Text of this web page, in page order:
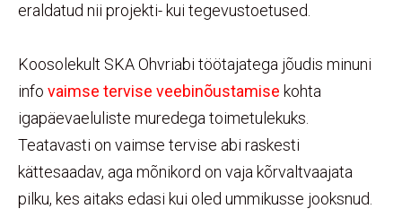
eraldatud nii projekti- kui tegevustoetused.
Koosolekult SKA Ohvriabi töötajatega jõudis minuni
info vaimse tervise veebinõustamise kohta
igapäevaeluliste muredega toimetulekuks.
Teatavasti on vaimse tervise abi raskesti
kättesaadav, aga mõnikord on vaja kõrvaltvaajata
pilku, kes aitaks edasi kui oled ummikusse jooksnud.